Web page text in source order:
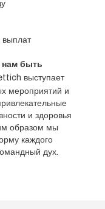
выплат
нам быть
выступает
мероприятий и
и здоровья
образом мы
каждого
дух.